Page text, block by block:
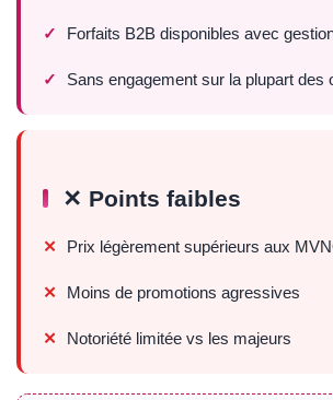
Forfaits B2B disponibles avec
Sans engagement sur la plupart des
✕ Points faibles
Prix légèrement supérieurs aux
Moins de promotions agressives
Notoriété limitée vs les majeurs